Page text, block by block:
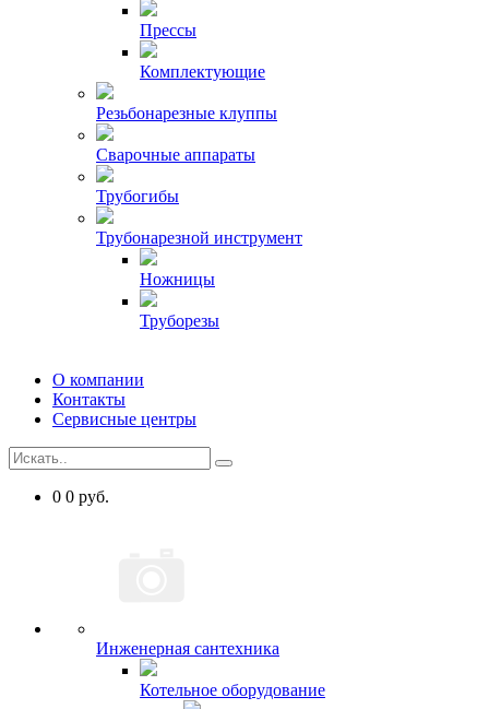
Прессы
Комплектующие
Резьбонарезные клуппы
Сварочные аппараты
Трубогибы
Трубонарезной инструмент
Ножницы
Труборезы
О компании
Контакты
Сервисные центры
0 0 руб.
Инженерная сантехника
Котельное оборудование